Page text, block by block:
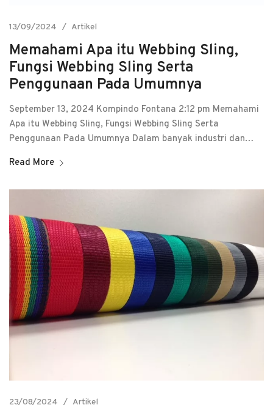
13/09/2024 Artikel
Memahami Apa itu Webbing Sling,
Fungsi Webbing Sling Serta
Penggunaan Pada Umumnya
September 13, 2024 Kompindo Fontana 2:12 pm Memahami
Apa itu Webbing Sling, Fungsi Webbing Sling Serta
Penggunaan Pada Umumnya Dalam banyak industri dan…
Read More
23/08/2024 Artikel